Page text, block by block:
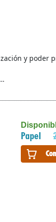
y poder
Papel